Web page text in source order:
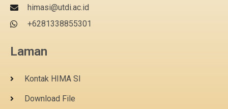
himasi@utdi.ac.id
+6281338855301
Laman
Kontak HIMA SI
Download File